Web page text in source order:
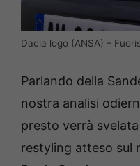
Dacia logo (ANSA) –
Parlando della
nostra analisi
presto verrà
restyling atteso sul